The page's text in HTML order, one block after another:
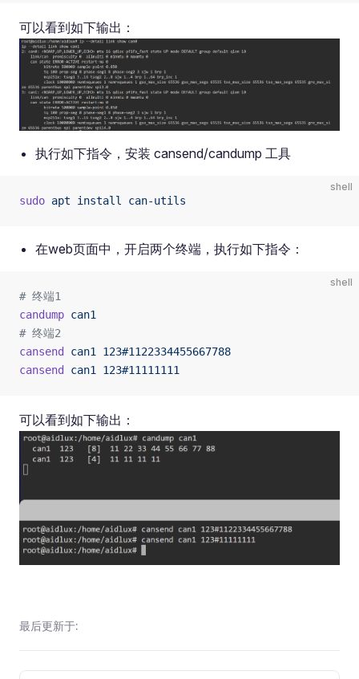
可以看到如下输出：
执行如下指令，安装 cansend/candump 工具
shell
sudo apt install can-utils
在web页面中，开启两个终端，执行如下指令：
shell
# 终端1
candump can1
# 终端2
cansend
can1
123#1122334455667788
cansend
can1 123#11111111
可以看到如下输出：
最后更新于: